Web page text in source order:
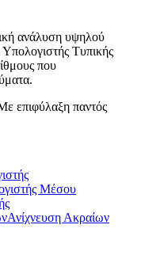
ανάλυση υψηλού
Τυπικής
που
επιφύλαξη παντός
Μέσου
Ανίχνευση Ακραίων